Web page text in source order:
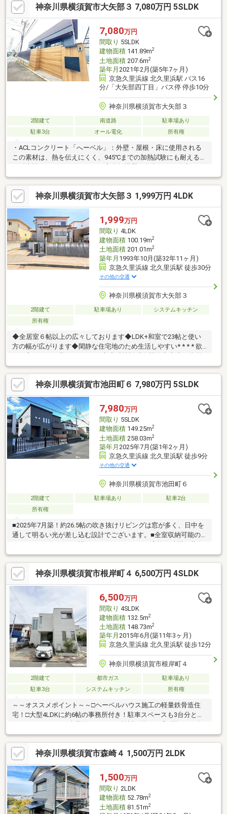
の高さが自慢。収益物件（不動産投資）のベースとしても大変お
すすめのパッケージです。
神奈川県横須賀市大矢部３ 7,080万円 5SLDK
7,080万円
間取り 5SLDK
建物面積141.89m2
土地面積207.6m2
築年月 2021年2月(築5年7ヶ月)
京急久里浜線 北久里浜駅 バス16
分/「大矢部四丁目」バス停 停歩10分
神奈川県横須賀市大矢部３
2階建て 南道路
駐車場あり
駐車3台
オール電化 所有権
・ACLコンクリート「へーベル」：外壁・屋根・床に使用される
この素材は、熱を伝えにくく、945℃までの加熱試験にも耐える高
せん。・全館空調システム：家全体を均一な温度に保つことがで
きます！南西角地で日当たり良好、開放感のある間取り、カース
ペース３台と魅力たっぷりの物件になります。
神奈川県横須賀市大矢部３ 1,999万円 4LDK
1,999万円
間取り 4LDK
建物面積100.19m2
土地面積201.01m2
築年月 1993年10月(築32年11ヶ月)
京急久里浜線 北久里浜駅 徒歩30分
その他の交通
神奈川県横須賀市大矢部３
2階建て 駐車場あり
システムキッチン
所有権
◆全居室６帖以上の広々しております◆LDK+和室で23帖と使い
方の幅が広がります◆閑静な住宅地のため生活しやすい* * * * 欲
しい家がきっと見つかる* * * *◇◆現地説明会開催中◆◇（事前
にお問い合わせ下さい）日時/現地説明会はお時間は問いません。
お時間のご都合が合えば、いつでもご対応致します。お気軽にお
申し付け下さい。◇貴重なお時間の中で、ご希望の情報をご案内
します◇ お客様のご都合に合わせて、 短時間のご案内も可♪じっ
くりと沢山の物件情報のご案内も可♪ ご都合に合わせたご紹介を
します♪
神奈川県横須賀市池田町６ 7,980万円 5SLDK
7,980万円
間取り 5SLDK
建物面積149.25m2
土地面積258.03m2
築年月 2025年7月(築1年2ヶ月)
京急久里浜線 北久里浜駅 徒歩9分
その他の交通
神奈川県横須賀市池田町６
2階建て 駐車場あり
駐車2台
所有権
■2025年7月築！約26.5帖の吹き抜けリビングは窓が多く、日中を
通して明るい光が差し込む設計でございます。■全室収納可能の
する場として適しています。■お庭はＢＢＱや外遊びなどの用途に
ご利用可能！～物件情報なら、地域密着49年のミック六浦店へお
任せください♪～「まずはローンに関する相談に乗ってほしい」
「まだ探し始めで何を見ていいのかわからない」様々な不安の解
消や、ご要望について明確にお応えいたします。まずは、お気軽
にお客様のご希望条件をお聞かせください！お問い合わせ・見学
予約も「資料請求ボタン」からメールでどうぞ♪
神奈川県横須賀市根岸町４ 6,500万円 4SLDK
6,500万円
間取り 4SLDK
建物面積132.5m2
土地面積148.73m2
築年月 2015年6月(築11年3ヶ月)
京急久里浜線 北久里浜駅 徒歩12分
神奈川県横須賀市根岸町４
2階建て 都市ガス
駐車場あり
駐車3台
システムキッチン 所有権
～～オススメポイント～～□ヘーベルハウス施工の軽量鉄骨造住
宅！□大型4LDKに約6帖の事務所付き！駐車スペースも3台分と、
アクセス可能な立地！□室内綺麗にお使いです♪□他社・他サイト
掲載物件もまとめて見学可能◎＼＼LINEお友だち限定で『未公開
情報』を配信中／／匿名OK！！▼画面を下にスクロール「◎取り
扱い店舗情報」内の【関連リンク】からご登録ください☆もしく
はLINEアプリで「住まいエージェント」と検索☆
神奈川県横須賀市森崎４ 1,500万円 2LDK
1,500万円
間取り 2LDK
建物面積52.78m2
土地面積81.51m2